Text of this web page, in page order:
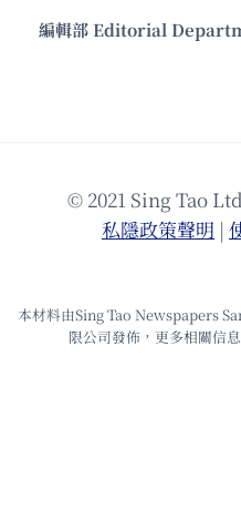
編輯部 Editorial
© 2021 Sing Tao
私隱政策聲明 |
本材料由Sing Tao Newspapers
限公司發佈，更多相關信